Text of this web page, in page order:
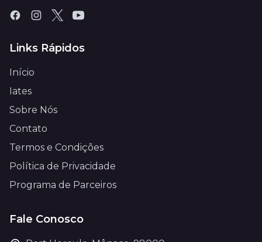
Links Rápidos
Início
Iates
Sobre Nós
Contato
Termos e Condições
Política de Privacidade
Programa de Parceiros
Fale Conosco